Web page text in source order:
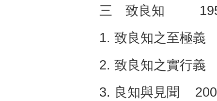
三 致良知
1. 致良知之至極
2. 致良知之實行
3. 良知與見聞 200